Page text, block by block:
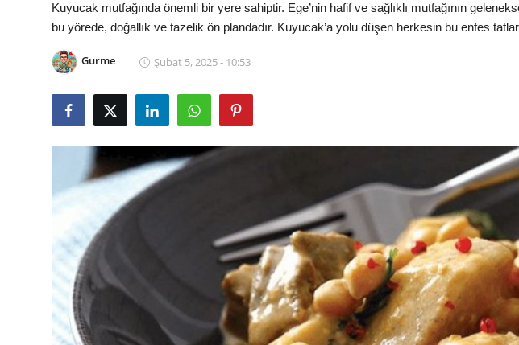
Gıda Güvenliği & Bilimi
Kalori & Diyet Rehberi
Mekan & Lezzet Rotaları
Temel Gıda ve Ürün Rehberleri
İçecek Kültürü & Barista
Yöresel Tarifler & Ev Yemekleri
Gıda Güvenliği & Sağlık
İçecek Kültürü & Rehberleri
Popüler Kültür & Mutfak Tarihi
Kuyucak mutfağında önemli bir yere sahiptir. Ege’nin hafif ve sağlıklı mutfağının
bu yörede, doğallık ve tazelik ön plandadır. Kuyucak’a yolu düşen herkesin bu enfes
Gurme Şubat 5, 2025 - 10:53